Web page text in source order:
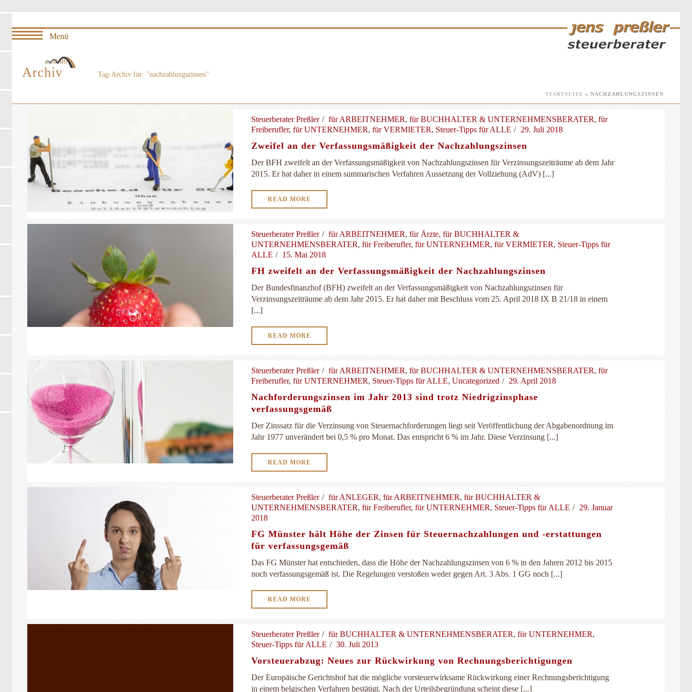
Archiv Tag-Archiv für: "nachzahlungszinsen"
STARTSEITE » NACHZAHLUNGSZINSEN
Steuerberater Preßler für ARBEITNEHMER, für BUCHHALTER & UNTERNEHMENSBERATER, für
Freiberufler, für UNTERNEHMER, für VERMIETER, Steuer-Tipps für ALLE 29. Juli 2018
Zweifel an der Verfassungsmäßigkeit der Nachzahlungszinsen
Der BFH zweifelt an der Verfassungsmäßigkeit von Nachzahlungszinsen für Verzinsungszeiträume ab dem Jahr
2015. Er hat daher in einem summarischen Verfahren Aussetzung der Vollziehung (AdV) [...]
READ MORE
Steuerberater Preßler für ARBEITNEHMER, für Ärzte, für BUCHHALTER &
UNTERNEHMENSBERATER, für Freiberufler, für UNTERNEHMER, für VERMIETER, Steuer-Tipps für
ALLE
15. Mai 2018
FH zweifelt an der Verfassungsmäßigkeit der Nachzahlungszinsen
Der Bundesfinanzhof (BFH) zweifelt an der Verfassungsmäßigkeit von Nachzahlungszinsen für
Verzinsungszeiträume ab dem Jahr 2015. Er hat daher mit Beschluss vom 25. April 2018 IX B 21/18 in einem
[...]
READ MORE
Steuerberater Preßler für ARBEITNEHMER, für BUCHHALTER & UNTERNEHMENSBERATER, für
Freiberufler, für UNTERNEHMER, Steuer-Tipps für ALLE, Uncategorized 29. April 2018
Nachforderungszinsen im Jahr 2013 sind trotz Niedrigzinsphase
verfassungsgemäß
Der Zinssatz für die Verzinsung von Steuernachforderungen liegt seit Veröffentlichung der Abgabenordnung im
Jahr 1977 unverändert bei 0,5 % pro Monat. Das entspricht 6 % im Jahr. Diese Verzinsung [...]
READ MORE
Steuerberater Preßler für ANLEGER, für ARBEITNEHMER, für BUCHHALTER &
UNTERNEHMENSBERATER, für Freiberufler, für UNTERNEHMER, Steuer-Tipps für ALLE
29. Januar
2018
FG Münster hält Höhe der Zinsen für Steuernachzahlungen und -erstattungen
für verfassungsgemäß
Das FG Münster hat entschieden, dass die Höhe der Nachzahlungszinsen von 6 % in den Jahren 2012 bis 2015
noch verfassungsgemäß ist. Die Regelungen verstoßen weder gegen Art. 3 Abs. 1 GG noch [...]
READ MORE
Steuerberater Preßler für BUCHHALTER & UNTERNEHMENSBERATER, für UNTERNEHMER,
Steuer-Tipps für ALLE
30. Juli 2013
Vorsteuerabzug: Neues zur Rückwirkung von Rechnungsberichtigungen
Der Europäische Gerichtshof hat die mögliche vorsteuerwirksame Rückwirkung einer Rechnungsberichtigung
in einem belgischen Verfahren bestätigt. Nach der Urteilsbegründung scheint diese [...]